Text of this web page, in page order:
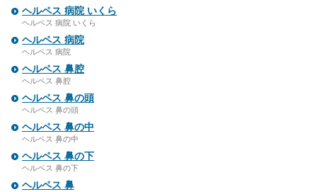
ヘルペス 病院 いくら
ヘルペス 病院 いくら
ヘルペス 病院
ヘルペス 病院
ヘルペス 鼻腔
ヘルペス 鼻腔
ヘルペス 鼻の頭
ヘルペス 鼻の頭
ヘルペス 鼻の中
ヘルペス 鼻の中
ヘルペス 鼻の下
ヘルペス 鼻の下
ヘルペス 鼻